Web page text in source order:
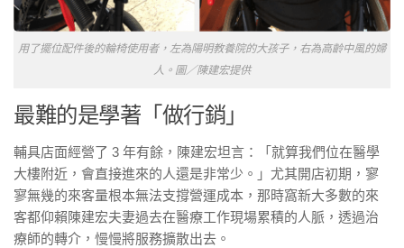
用了擺位配件後的輪椅使用者，左為陽明教養院的大孩子，右為高齡中風的婦
人。圖／陳建宏提供
最難的是學著「做行銷」
輔具店面經營了 3 年有餘，陳建宏坦言：「就算我們位在醫學
大樓附近，會直接進來的人還是非常少。」尤其開店初期，寥
寥無幾的來客量根本無法支撐營運成本，那時窩新大多數的來
客都仰賴陳建宏夫妻過去在醫療工作現場累積的人脈，透過治
療師的轉介，慢慢將服務擴散出去。